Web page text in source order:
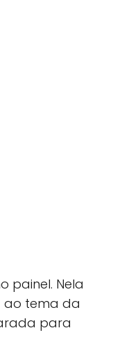
painel. Nela
ao tema da
para